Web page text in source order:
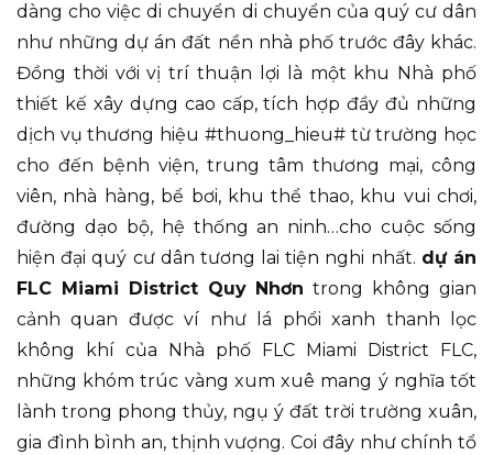
dàng cho việc di chuyển di chuyển của quý cư dân
như những dự án đất nền nhà phố trước đây khác.
Đồng thời với vị trí thuận lợi là một khu Nhà phố
thiết kế xây dựng cao cấp, tích hợp đầy đủ những
dịch vụ thương hiệu #thuong_hieu# từ trường học
cho đến bệnh viện, trung tâm thương mại, công
viên, nhà hàng, bể bơi, khu thể thao, khu vui chơi,
đường dạo bộ, hệ thống an ninh…cho cuộc sống
hiện đại quý cư dân tương lai tiện nghi nhất. dự án
FLC Miami District Quy Nhơn trong không gian
cảnh quan được ví như lá phổi xanh thanh lọc
không khí của Nhà phố FLC Miami District FLC,
những khóm trúc vàng xum xuê mang ý nghĩa tốt
lành trong phong thủy, ngụ ý đất trời trường xuân,
gia đình bình an, thịnh vượng. Coi đây như chính tổ